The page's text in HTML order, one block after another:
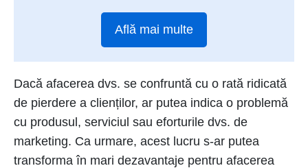
Află mai multe
Dacă afacerea dvs. se confruntă cu o rată ridicată
de pierdere a clienților, ar putea indica o problemă
cu produsul, serviciul sau eforturile dvs. de
marketing. Ca urmare, acest lucru s-ar putea
transforma în mari dezavantaje pentru afacerea